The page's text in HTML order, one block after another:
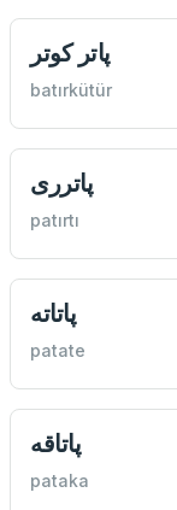
پاتر كوتر
batırkütür
پاترری
patırtı
پاتاته
patate
پاتاقه
pataka